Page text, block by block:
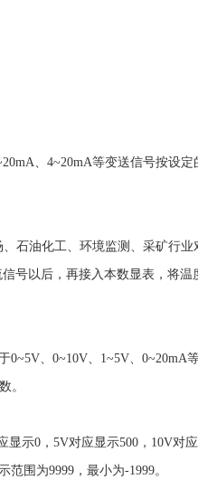
、4~20mA等变送信号按设
石油化工、环境监测、采矿行
号以后，再接入本数显表，将
、0~10V、1~5V、0~20mA
。
示0，5V对应显示500，10V对
范围为9999，最小为-1999。